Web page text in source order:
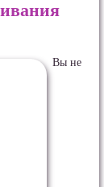
Вы не